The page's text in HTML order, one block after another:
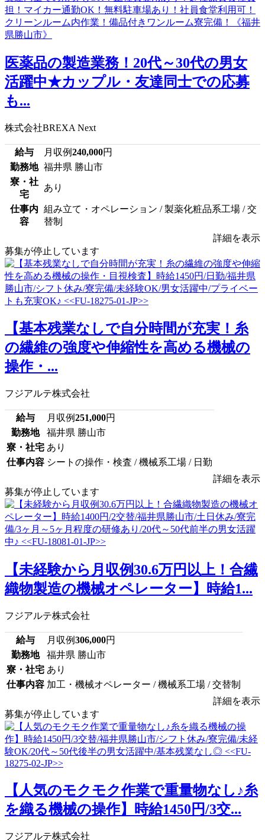
医薬品の製造業務！20代～30代の男女
活躍中★カップル・友達同士での応募
も...
株式会社BREXA Next
給与 月収例240,000円
勤務地 福井県 勝山市
寮・社
宅
あり
仕事内
容
組み立て・オペレーション / 製薬化粧品系工場 / 交
替制
詳細を表示
募集が停止しています
【基本残業なしで自分時間が充実！糸
の繊維の強度や伸縮性を高める機械の
操作・...
フジアルテ株式会社
給与 月収例251,000円
勤務地
福井県 勝山市
寮・社宅 あり
仕事内容 シートの操作・検査 / 機械系工場 / 日勤
詳細を表示
募集が停止しています
【未経験から月収例30.6万円以上！合繊
織物製造の機械オペレーター】時給1...
フジアルテ株式会社
給与 月収例306,000円
勤務地
福井県 勝山市
寮・社宅 あり
仕事内容 加工・機械オペレーター / 機械系工場 / 交替制
詳細を表示
募集が停止しています
【人気のモクモク作業で重量物なし♪糸
を織る機械の操作】時給1450円/3交...
フジアルテ株式会社